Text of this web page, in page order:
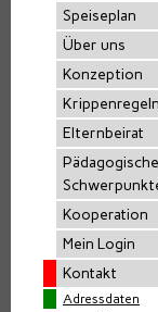
Speiseplan
Über uns
Konzeption
Elternbeirat
Pädagogische
Kooperation
Mein Login
Kontakt
Adressdaten